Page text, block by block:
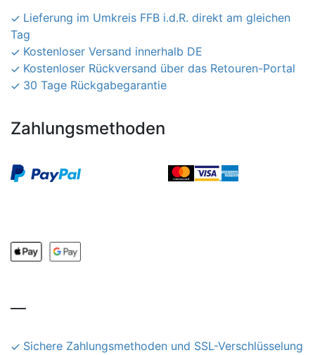
Lieferung im Umkreis FFB i.d.R. direkt am gleichen
Tag
Kostenloser Versand innerhalb DE
Kostenloser Rückversand über das Retouren-Portal
30 Tage Rückgabegarantie
Zahlungsmethoden
Sichere Zahlungsmethoden und SSL-Verschlüsselung